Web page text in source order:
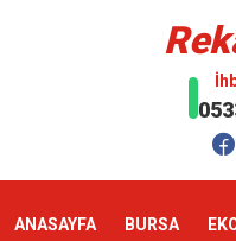
ANASAYFA BURSA